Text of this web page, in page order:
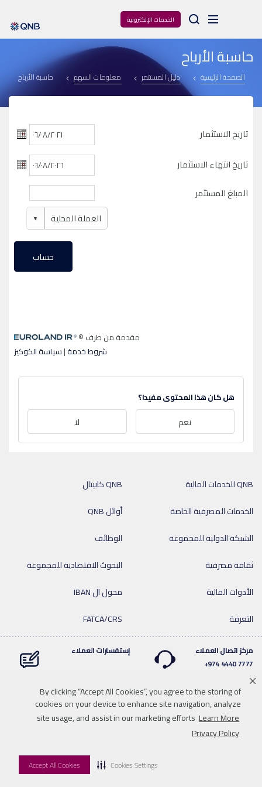
By clicking “Accept All Cookies”, you agree to the storing of
cookies on your device to enhance site navigation, analyze
site usage, and assist in our marketing efforts Learn More
Privacy Policy
Accept All Cookies Cookies Settings
الخدمات الإلكترونية Arama
حاسبة الأرباح
الصفحة الرئيسية دليل المستثمر معلومات السهم حاسبة الأرباح
هل كان هذا المحتوى مفيدا؟
نعم لا
QNB كابيتال
QNB للخدمات المالية
أوائل QNB
الخدمات المصرفية الخاصة
الوظائف
الشبكة الدولية للمجموعة
البحوث الاقتصادية للمجموعة
ثقافة مصرفية
محول ال IBAN
الأدوات المالية
FATCA/CRS
التعرفة
مركز اتصال العملاء
7777 4440 974+
إستفسارات العملاء
LinkedinInstagramfacebookWhatsapp
twitteryoutube
للاتصال بنا تحميل الوسائط خريطة الموقع سياسة الخصوصية
© 2026 QNB